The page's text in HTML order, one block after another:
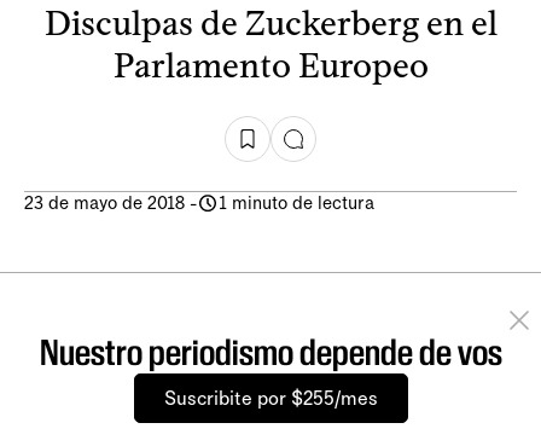
Disculpas de Zuckerberg en el
Parlamento Europeo
23 de mayo de 2018 - 1 minuto de lectura
Nuestro periodismo depende de vos
Suscribite por $255/mes